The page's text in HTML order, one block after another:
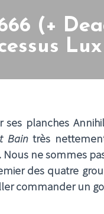
(+
planches
Baintrès
ne sommes
des quatre
commander un